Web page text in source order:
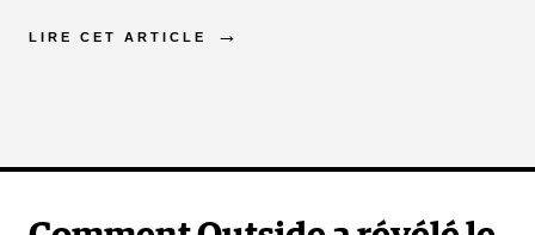
LIRE CET ARTICLE